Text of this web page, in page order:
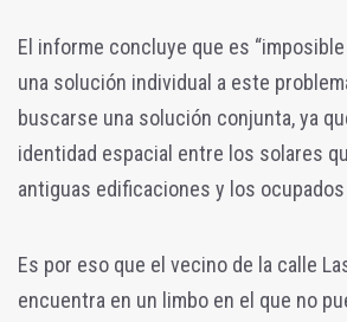
El informe concluye que es
una solución individual a este
buscarse una solución conjunta, ya
identidad espacial entre los solares
antiguas edificaciones y los ocupados
Es por eso que el vecino de la calle
encuentra en un limbo en el que no